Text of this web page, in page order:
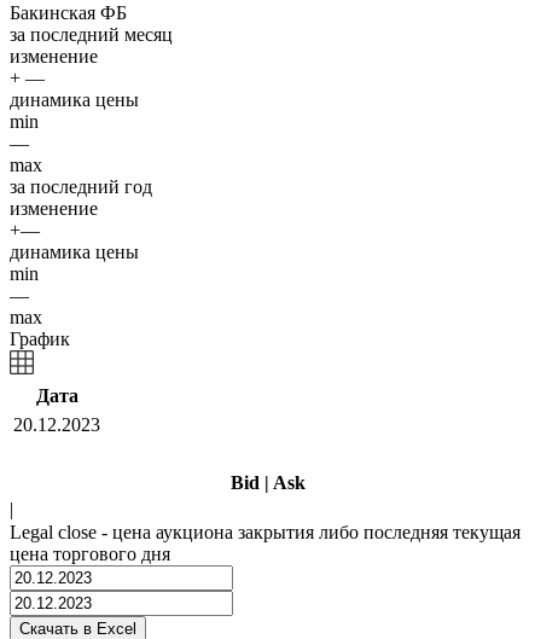
Бакинская ФБ
за последний месяц
изменение
+ —
динамика цены
min
—
max
за последний год
изменение
+—
динамика цены
min
—
max
График
Дата
20.12.2023
Bid | Ask
|
Legal close - цена аукциона закрытия либо последняя текущая
цена торгового дня